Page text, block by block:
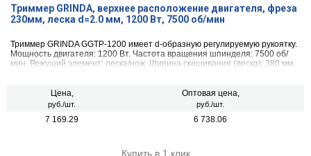
Триммер GRINDA, верхнее расположение двигателя, фреза
230мм, леска d=2.0 мм, 1200 Вт, 7500 об/мин
Триммер GRINDA GGTP-1200 имеет d-образную регулируемую рукоятку.
Мощность двигателя: 1200 Вт. Частота вращения шпинделя: 7500 об/
мин. Режущий элемент: леска/нож. Ширина скашивания (леска): 380 мм.
Цена,
руб./шт.
Оптовая цена,
руб./шт.
7 169.29 6 738.06
Купить в 1 клик